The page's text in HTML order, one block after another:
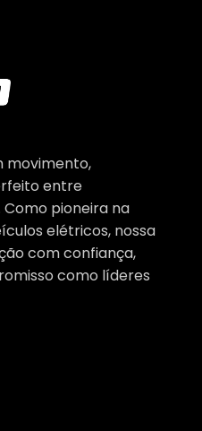
movimento,
entre
pioneira na
elétricos, nossa
com confiança,
como líderes